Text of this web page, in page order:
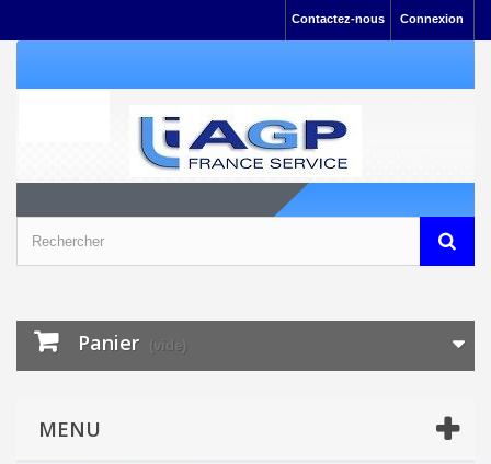
Connexion
Contactez-nous
Panier (vide)
MENU